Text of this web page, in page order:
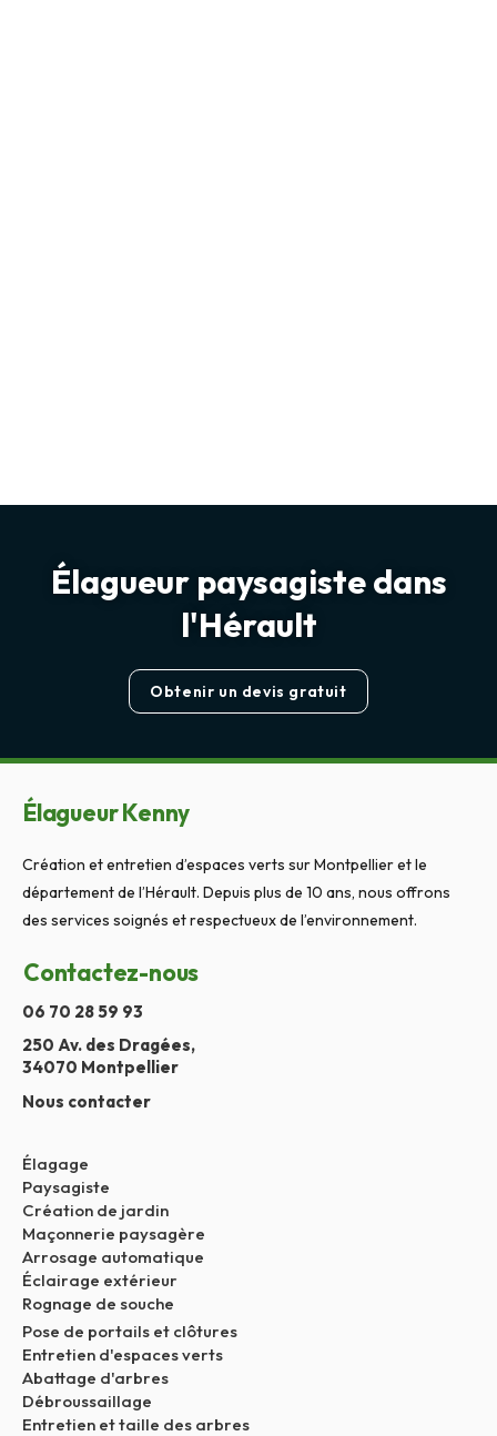
Élagueur paysagiste dans
l'Hérault
Obtenir un devis gratuit
Élagueur Kenny
Création et entretien d’espaces verts sur Montpellier et le
département de l’Hérault. Depuis plus de 10 ans, nous offrons
des services soignés et respectueux de l’environnement.
Contactez-nous
06 70 28 59 93
250 Av. des Dragées,
34070 Montpellier
Nous contacter
Élagage
Paysagiste
Création de jardin
Maçonnerie paysagère
Arrosage automatique
Éclairage extérieur
Rognage de souche
Pose de portails et clôtures
Entretien d'espaces verts
Abattage d'arbres
Débroussaillage
Entretien et taille des arbres